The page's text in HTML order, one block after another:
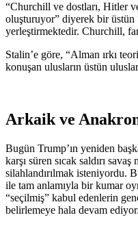
“Churchill ve dostları, Hitler
oluşturuyor” diyerek bir üstün
yerleştirmektedir. Churchill,
Stalin’e göre, “Alman ırkı
konuşan ulusların üstün
Arkaik ve
Bugün Trump’ın yeniden
karşı süren sıcak saldırı
silahlandırılmak isteniyordu.
ile tam anlamıyla bir kumar
“seçilmiş” kabul edenlerin
belirlemeye hala devam ediyor.